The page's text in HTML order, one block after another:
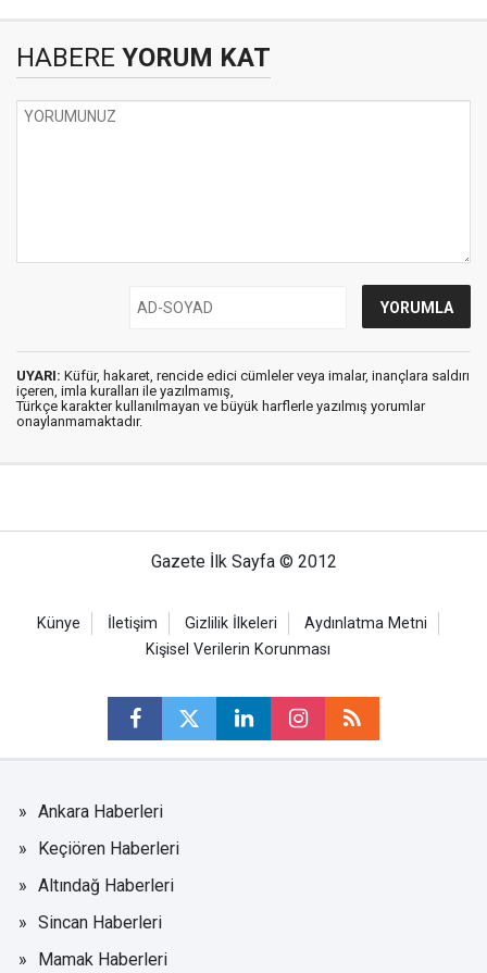
HABERE YORUM KAT
UYARI: Küfür, hakaret, rencide edici cümleler veya imalar, inançlara saldırı
içeren, imla kuralları ile yazılmamış,
Türkçe karakter kullanılmayan ve büyük harflerle yazılmış yorumlar
onaylanmamaktadır.
Gazete İlk Sayfa © 2012
Künye İletişim Gizlilik İlkeleri
Aydınlatma Metni
Kişisel Verilerin Korunması
Ankara Haberleri
Keçiören Haberleri
Altındağ Haberleri
Sincan Haberleri
Mamak Haberleri